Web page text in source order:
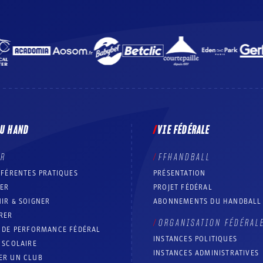
HAND
PRATIQUES
& SOIGNER
DE PERFORMANCE FÉDÉRAL
UN CLUB
VIE FÉDÉRALE
FFHANDBALL
PRÉSENTATION
PROJET FÉDÉRAL
ABONNEMENTS DU HANDBALL
ORGANISATION
INSTANCES POLITIQUES
INSTANCES ADMINISTRATIVES